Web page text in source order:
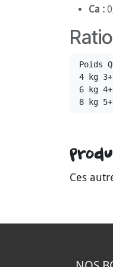
Ca :
Poids
4 kg
6 kg
8 kg
Ces